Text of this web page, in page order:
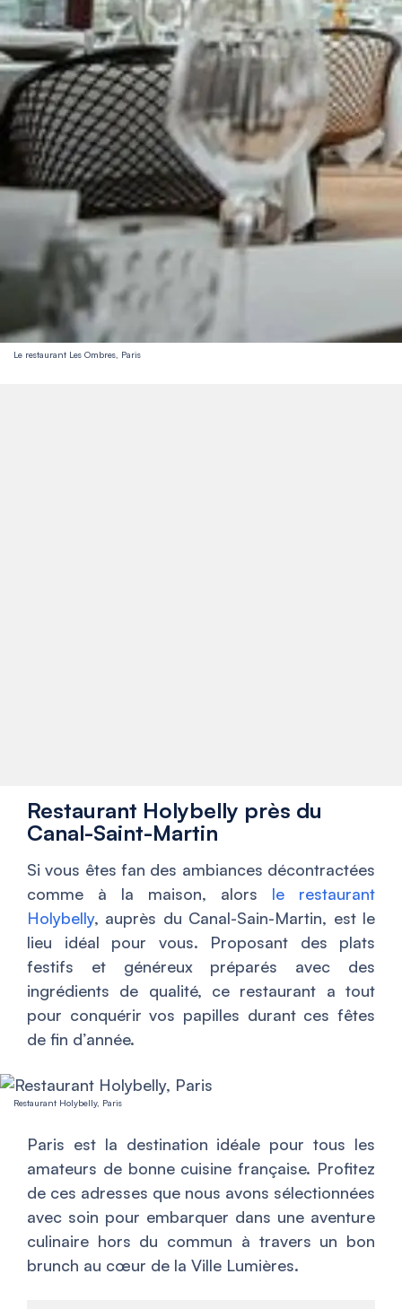
Le restaurant Les Ombres, Paris
Restaurant Holybelly près du
Canal-Saint-Martin
Si vous êtes fan des ambiances décontractées
comme à la maison, alors le restaurant
Holybelly, auprès du Canal-Sain-Martin, est le
lieu idéal pour vous. Proposant des plats
festifs et généreux préparés avec des
ingrédients de qualité, ce restaurant a tout
pour conquérir vos papilles durant ces fêtes
de fin d’année.
Restaurant Holybelly, Paris
Paris est la destination idéale pour tous les
amateurs de bonne cuisine française. Profitez
de ces adresses que nous avons sélectionnées
avec soin pour embarquer dans une aventure
culinaire hors du commun à travers un bon
brunch au cœur de la Ville Lumières.